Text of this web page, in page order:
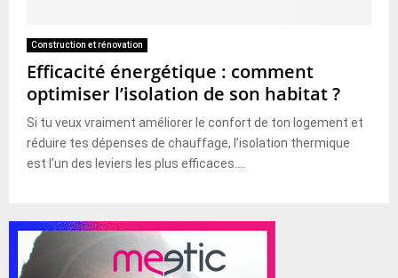
Construction et rénovation
Efficacité énergétique : comment
optimiser l’isolation de son habitat ?
Si tu veux vraiment améliorer le confort de ton logement et
réduire tes dépenses de chauffage, l’isolation thermique
est l’un des leviers les plus efficaces....